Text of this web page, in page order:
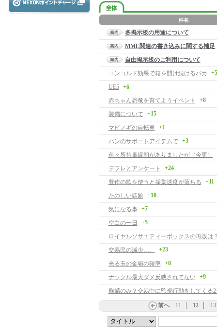
各掲示板の用途について
MML関連の書き込みに関する補足
自由掲示板のご利用について
コンコルド効果で箱を開け続けるバカ
+5
UE5
+6
赤ちゃん恐竜を育てようイベント
+8
装備について +15
マビノギの自転車 +1
パンのサポートアイテムで +3
色々所持量緩和がありましたが（今更）
デフレとアンケート +24
豊作の歌を使うと採集速度が落ちる +11
たのしい話題 +10
気になる事 +7
空白の一日 +5
ロイヤルソサエティーボックスの再販は
交易民の減少…。
+23
光る玉の金箱の確率 +8
ナックル最大ダメ反映されてない +9
鞠鯖のみ？交易中に監視行動をしてくる
前へ 11 12 13